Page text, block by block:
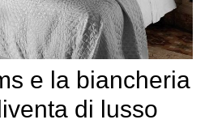
e la biancheria
di lusso